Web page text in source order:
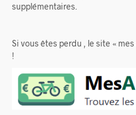
supplémentaires.
Si vous êtes perdu , le site «
!